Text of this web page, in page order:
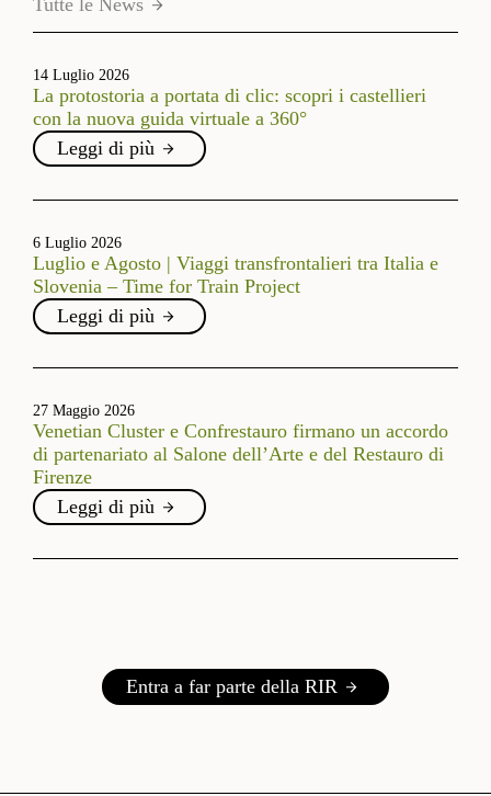
Tutte le News
14 Luglio 2026
La protostoria a portata di clic: scopri i castellieri
con la nuova guida virtuale a 360°
Leggi di più
6 Luglio 2026
Luglio e Agosto | Viaggi transfrontalieri tra Italia e
Slovenia – Time for Train Project
Leggi di più
27 Maggio 2026
Venetian Cluster e Confrestauro firmano un accordo
di partenariato al Salone dell’Arte e del Restauro di
Firenze
Leggi di più
Entra a far parte della RIR